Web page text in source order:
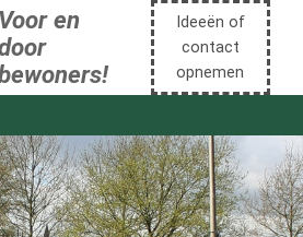
Voor en
Ideeën of
contact
opnemen